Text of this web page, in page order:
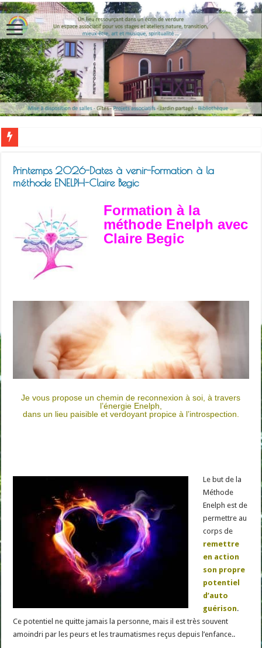
Printemps 2026-Dates à venir-Formation à la
méthode ENELPH-Claire Begic
Formation à la
méthode Enelph avec
Claire Begic
Je vous propose un chemin de reconnexion à soi, à travers
l’énergie Enelph,
dans un lieu paisible et verdoyant propice à l’introspection.
Le but de la
Méthode
Enelph est de
permettre au
corps de
remettre
en action
son propre
potentiel
d’auto
guérison.
Ce potentiel ne quitte jamais la personne, mais il est très souvent
amoindri par les peurs et les traumatismes reçus depuis l’enfance..